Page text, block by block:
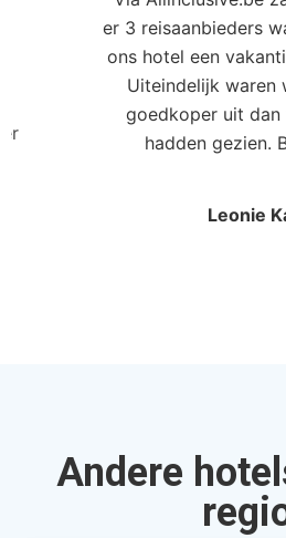
er 3 reisaanbieders
ons hotel een
Uiteindelijk waren
goedkoper uit dan
hadden gezien.
Leonie
Andere